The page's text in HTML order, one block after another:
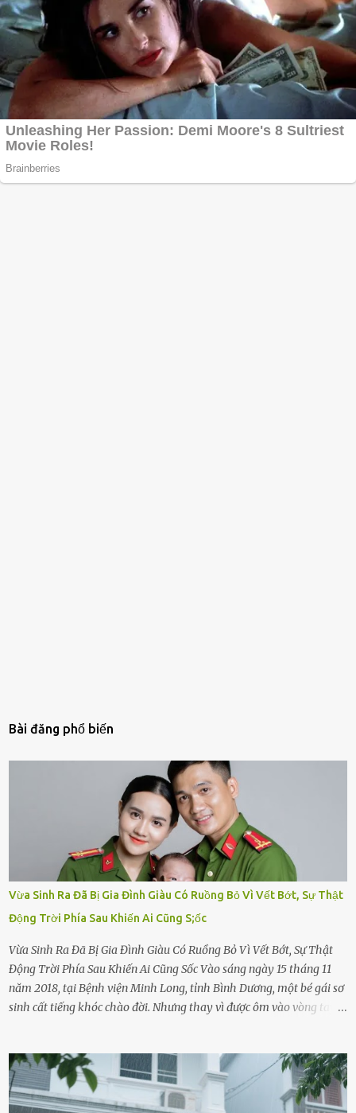
Bài đăng phổ biến
Vừa Sinh Ra Đã Bị Gia Đình Giàu Có Ruồng Bỏ Vì Vết Bớt, Sự Thật
Động Trời Phía Sau Khiến Ai Cũng S;ốc
Vừa Sinh Ra Đã Bị Gia Đình Giàu Có Ruồng Bỏ Vì Vết Bớt, Sự Thật
Động Trời Phía Sau Khiến Ai Cũng Sốc Vào sáng ngày 15 tháng 11
năm 2018, tại Bệnh viện Minh Long, tỉnh Bình Dương, một bé gái sơ
sinh cất tiếng khóc chào đời. Nhưng thay vì được ôm vào vòng tay
hảo, địa vị cao sang của ông Trần Quốc Tùng xem như điềm gở. Ông
Tùng, một doanh nhân quyền lực có tiếng ở Bình Dương, cùng vợ là
bà Đỗ Thị Nga, lập tức ra quyết định nhẫn tâm: bỏ lại đứa trẻ. Họ